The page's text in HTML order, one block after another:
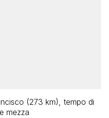
(273 km), tempo di
mezza